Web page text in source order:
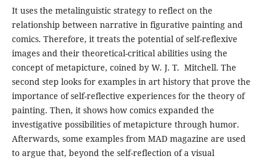
It uses the metalinguistic strategy to reflect on the
relationship between narrative in figurative painting and
comics. Therefore, it treats the potential of self-reflexive
images and their theoretical-critical abilities using the
concept of metapicture, coined by W. J. T. Mitchell. The
second step looks for examples in art history that prove the
importance of self-reflective experiences for the theory of
painting. Then, it shows how comics expanded the
investigative possibilities of metapicture through humor.
Afterwards, some examples from MAD magazine are used
to argue that, beyond the self-reflection of a visual